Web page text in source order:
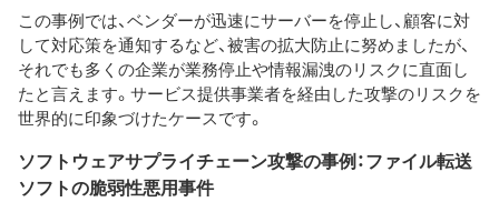
この事例では、ベンダーが迅速にサーバーを停止し、顧客に対
して対応策を通知するなど、被害の拡大防止に努めましたが、
それでも多くの企業が業務停止や情報漏洩のリスクに直面し
たと言えます。サービス提供事業者を経由した攻撃のリスクを
世界的に印象づけたケースです。
ソフトウェアサプライチェーン攻撃の事例：ファイル転送
ソフトの脆弱性悪用事件